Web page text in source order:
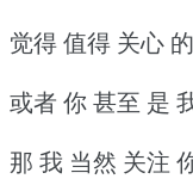
觉得 值得 关心
或者 你 甚至 是
那 我 当然 关注